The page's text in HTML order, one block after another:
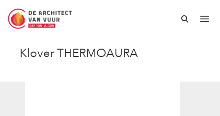
Klover THERMOAURA